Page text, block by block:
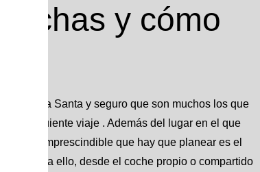
y cómo
Semana Santa y seguro que son muchos los que
el siguiente viaje . Además del lugar en el que
punto imprescindible que hay que planear es el
para ello, desde el coche propio o compartido